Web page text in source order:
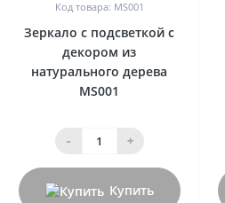
Код товара: MS001
Зеркало с подсветкой с
декором из
натурального дерева
MS001
- +
Купить